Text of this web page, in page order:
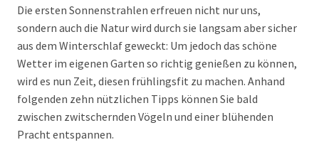
Die ersten Sonnenstrahlen erfreuen nicht nur uns,
sondern auch die Natur wird durch sie langsam aber sicher
aus dem Winterschlaf geweckt: Um jedoch das schöne
Wetter im eigenen Garten so richtig genießen zu können,
wird es nun Zeit, diesen frühlingsfit zu machen. Anhand
folgenden zehn nützlichen Tipps können Sie bald
zwischen zwitschernden Vögeln und einer blühenden
Pracht entspannen.